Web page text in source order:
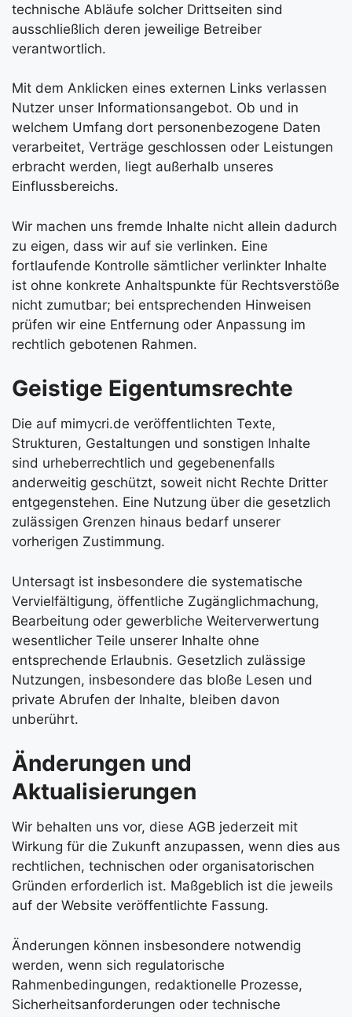
technische Abläufe solcher Drittseiten sind
ausschließlich deren jeweilige Betreiber
verantwortlich.
Mit dem Anklicken eines externen Links verlassen
Nutzer unser Informationsangebot. Ob und in
welchem Umfang dort personenbezogene Daten
verarbeitet, Verträge geschlossen oder Leistungen
erbracht werden, liegt außerhalb unseres
Einflussbereichs.
Wir machen uns fremde Inhalte nicht allein dadurch
zu eigen, dass wir auf sie verlinken. Eine
fortlaufende Kontrolle sämtlicher verlinkter Inhalte
ist ohne konkrete Anhaltspunkte für Rechtsverstöße
nicht zumutbar; bei entsprechenden Hinweisen
prüfen wir eine Entfernung oder Anpassung im
rechtlich gebotenen Rahmen.
Geistige Eigentumsrechte
Die auf mimycri.de veröffentlichten Texte,
Strukturen, Gestaltungen und sonstigen Inhalte
sind urheberrechtlich und gegebenenfalls
anderweitig geschützt, soweit nicht Rechte Dritter
entgegenstehen. Eine Nutzung über die gesetzlich
zulässigen Grenzen hinaus bedarf unserer
vorherigen Zustimmung.
Untersagt ist insbesondere die systematische
Vervielfältigung, öffentliche Zugänglichmachung,
Bearbeitung oder gewerbliche Weiterverwertung
wesentlicher Teile unserer Inhalte ohne
entsprechende Erlaubnis. Gesetzlich zulässige
Nutzungen, insbesondere das bloße Lesen und
private Abrufen der Inhalte, bleiben davon
unberührt.
Änderungen und
Aktualisierungen
Wir behalten uns vor, diese AGB jederzeit mit
Wirkung für die Zukunft anzupassen, wenn dies aus
rechtlichen, technischen oder organisatorischen
Gründen erforderlich ist. Maßgeblich ist die jeweils
auf der Website veröffentlichte Fassung.
Änderungen können insbesondere notwendig
werden, wenn sich regulatorische
Rahmenbedingungen, redaktionelle Prozesse,
Sicherheitsanforderungen oder technische